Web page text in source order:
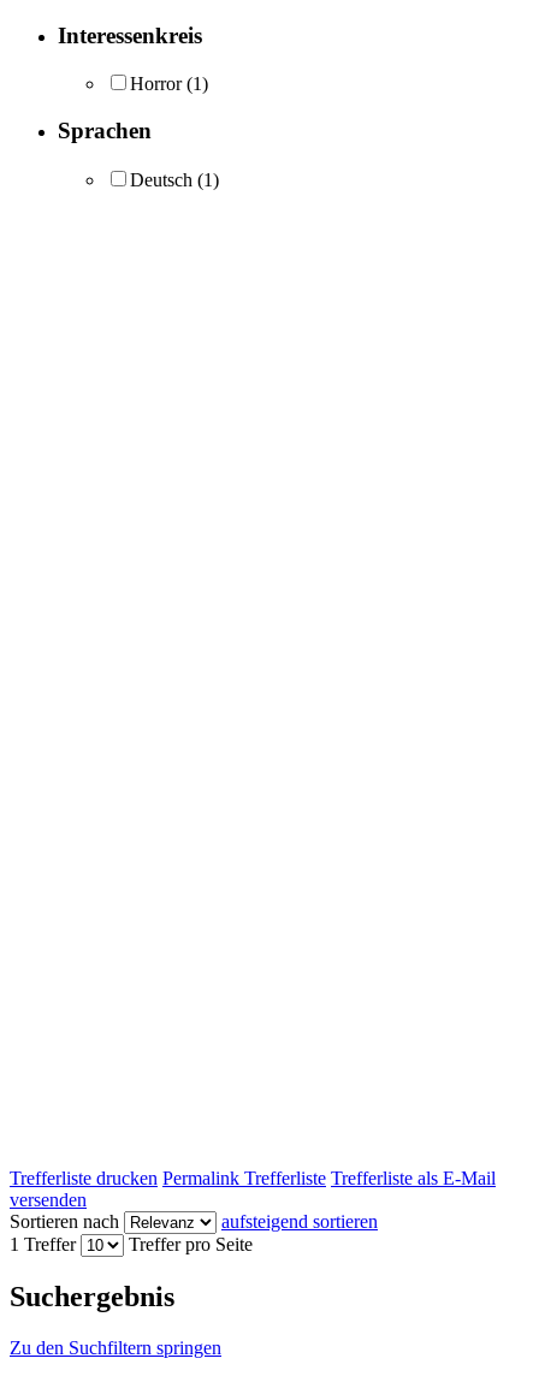
Interessenkreis
Horror (1)
Sprachen
Deutsch (1)
Trefferliste drucken Permalink Trefferliste Trefferliste als E-Mail
versenden
Sortieren nach
aufsteigend sortieren
1 Treffer
Treffer pro Seite
Suchergebnis
Zu den Suchfiltern springen